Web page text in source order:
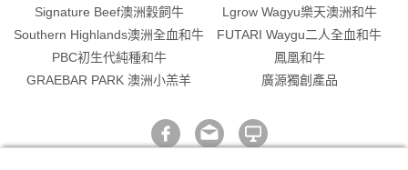
Signature Beef澳洲穀飼牛
Lgrow Wagyu樂天澳洲和牛
Southern Highlands澳洲全血和牛
FUTARI Waygu二人全血和牛
PBC初生代純種和牛
鳳凰和牛
GRAEBAR PARK 澳洲小羔羊
廣源獨創產品